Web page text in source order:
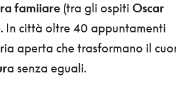
famiiare(tra gli ospiti Oscar
In città oltre 40 appuntamenti
aperta che trasformano il
a senza eguali.